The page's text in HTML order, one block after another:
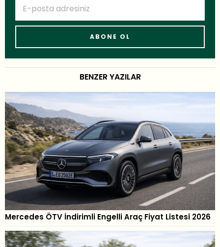
BENZER YAZILAR
Mercedes ÖTV İndirimli Engelli Araç Fiyat Listesi 2026